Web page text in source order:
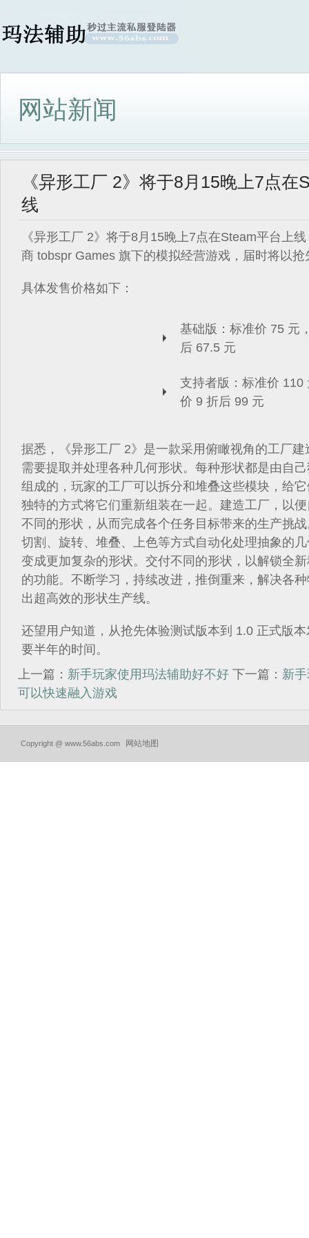
网站新闻
《异形工厂 2》将于8月15晚上7点在
线
《异形工厂 2》将于8月15晚上7点在Steam平台上
商 tobspr Games 旗下的模拟经营游戏，届时将以
具体发售价格如下：
基础版：标准价 75 元
后 67.5 元
支持者版：标准价 110
价 9 折后 99 元
据悉，《异形工厂 2》是一款采用俯瞰视角的工厂
需要提取并处理各种几何形状。每种形状都是由自
组成的，玩家的工厂可以拆分和堆叠这些模块，给
独特的方式将它们重新组装在一起。建造工厂，以
不同的形状，从而完成各个任务目标带来的生产挑
切割、旋转、堆叠、上色等方式自动化处理抽象的
变成更加复杂的形状。交付不同的形状，以解锁全
的功能。不断学习，持续改进，推倒重来，解决各
出超高效的形状生产线。
还望用户知道，从抢先体验测试版本到 1.0 正式版
要半年的时间。
上一篇： 新手玩家使用玛法辅助好不好 下一篇： 新
可以快速融入游戏
Copyright @ www.56abs.com 网站地图